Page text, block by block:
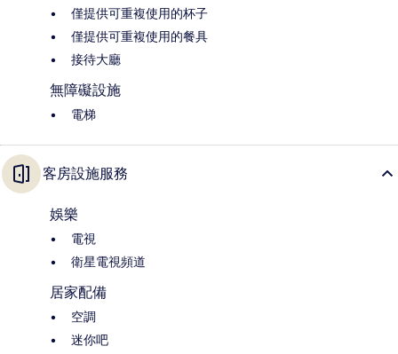
僅提供可重複使用的杯子
僅提供可重複使用的餐具
接待大廳
無障礙設施
電梯
客房設施服務
娛樂
電視
衛星電視頻道
居家配備
空調
迷你吧